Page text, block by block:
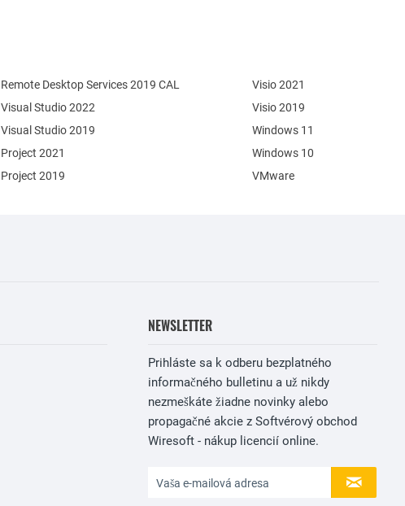
Remote Desktop Services 2019 CAL
Visual Studio 2022
Visual Studio 2019
Project 2021
Project 2019
Visio 2021
Visio 2019
Windows 11
Windows 10
VMware
NEWSLETTER
Prihláste sa k odberu bezplatného
informačného bulletinu a už nikdy
nezmeškáte žiadne novinky alebo
propagačné akcie z Softvérový obchod
Wiresoft - nákup licencií online.